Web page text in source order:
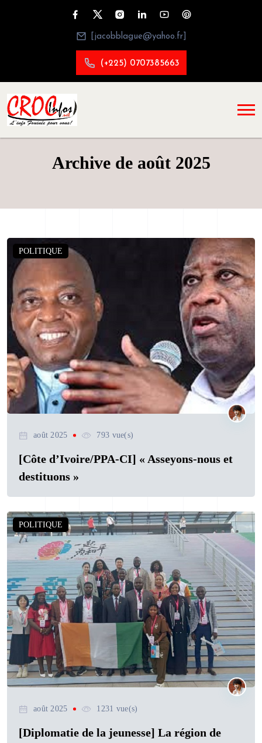
[jacobblague@yahoo.fr]
(+225) 0707385663
Archive de août 2025
POLITIQUE
août 2025 793 vue(s)
[Côte d’Ivoire/PPA-CI] « Asseyons-nous et
destituons »
POLITIQUE
août 2025 1231 vue(s)
[Diplomatie de la jeunesse] La région de